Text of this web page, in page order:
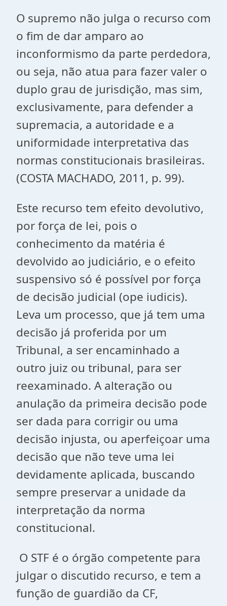
O supremo não julga o recurso com
o fim de dar amparo ao
inconformismo da parte perdedora,
ou seja, não atua para fazer valer o
duplo grau de jurisdição, mas sim,
exclusivamente, para defender a
supremacia, a autoridade e a
uniformidade interpretativa das
normas constitucionais brasileiras.
(COSTA MACHADO, 2011, p. 99).
Este recurso tem efeito devolutivo,
por força de lei, pois o
conhecimento da matéria é
devolvido ao judiciário, e o efeito
suspensivo só é possível por força
de decisão judicial (ope iudicis).
Leva um processo, que já tem uma
decisão já proferida por um
Tribunal, a ser encaminhado a
outro juiz ou tribunal, para ser
reexaminado. A alteração ou
anulação da primeira decisão pode
ser dada para corrigir ou uma
decisão injusta, ou aperfeiçoar uma
decisão que não teve uma lei
devidamente aplicada, buscando
sempre preservar a unidade da
interpretação da norma
constitucional.
O STF é o órgão competente para
julgar o discutido recurso, e tem a
função de guardião da CF,